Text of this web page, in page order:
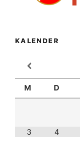
KALENDER
M D
3 4